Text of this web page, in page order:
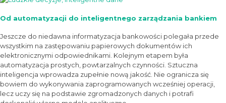
Od automatyzacji do inteligentnego zarządzania bankiem
Jeszcze do niedawna informatyzacja bankowości polegała przede
wszystkim na zastępowaniu papierowych dokumentów ich
elektronicznymi odpowiednikami. Kolejnym etapem była
automatyzacja prostych, powtarzalnych czynności. Sztuczna
inteligencja wprowadza zupełnie nową jakość. Nie ogranicza się
bowiem do wykonywania zaprogramowanych wcześniej operacji,
lecz uczy się na podstawie zgromadzonych danych i potrafi